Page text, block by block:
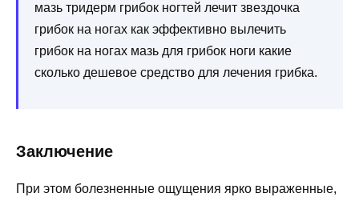
мазь тридерм грибок ногтей лечит звездочка
грибок на ногах как эффективно вылечить
грибок на ногах мазь для грибок ноги какие
сколько дешевое средство для лечения грибка.
Заключение
При этом болезненные ощущения ярко выраженные,